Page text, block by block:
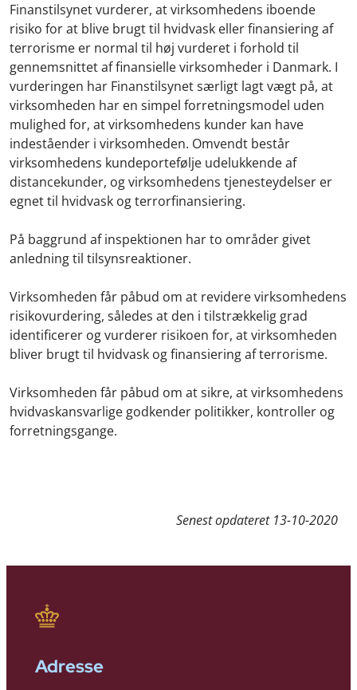
Finanstilsynet vurderer, at virksomhedens iboende
risiko for at blive brugt til hvidvask eller finansiering af
terrorisme er normal til høj vurderet i forhold til
gennemsnittet af finansielle virksomheder i Danmark. I
vurderingen har Finanstilsynet særligt lagt vægt på, at
virksomheden har en simpel forretningsmodel uden
mulighed for, at virksomhedens kunder kan have
indeståender i virksomheden. Omvendt består
virksomhedens kundeportefølje udelukkende af
distancekunder, og virksomhedens tjenesteydelser er
egnet til hvidvask og terrorfinansiering.
På baggrund af inspektionen har to områder givet
anledning til tilsynsreaktioner.
Virksomheden får påbud om at revidere virksomhedens
risikovurdering, således at den i tilstrækkelig grad
identificerer og vurderer risikoen for, at virksomheden
bliver brugt til hvidvask og finansiering af terrorisme.
Virksomheden får påbud om at sikre, at virksomhedens
hvidvaskansvarlige godkender politikker, kontroller og
forretningsgange.
Senest opdateret 13-10-2020
Adresse